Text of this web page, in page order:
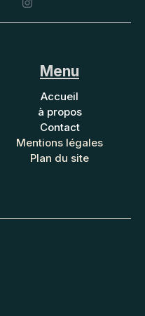
Menu
Accueil
à propos
Contact
Mentions légales
Plan du site